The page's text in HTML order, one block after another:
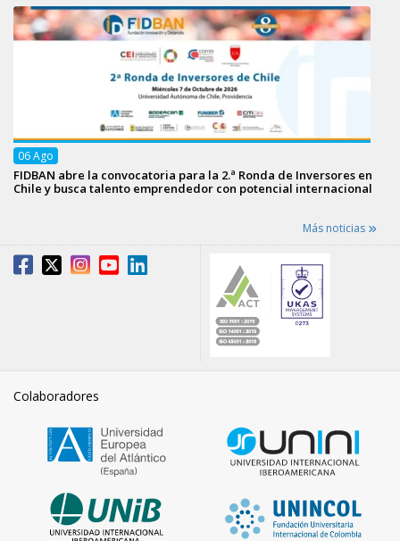
06Ago
FIDBAN abre la convocatoria para la 2.ª Ronda de Inversores en
Chile y busca talento emprendedor con potencial internacional
Más noticias
Colaboradores